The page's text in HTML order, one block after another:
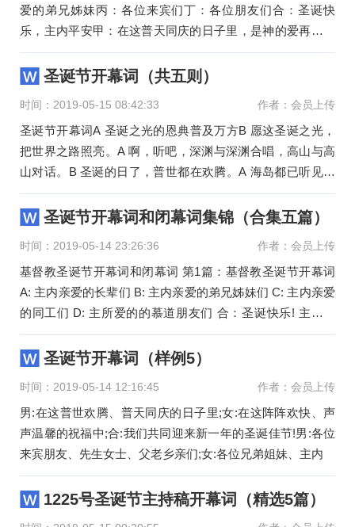
爱的弟兄姊妹丙：各位来宾们丁：各位朋友们合：圣诞快
乐，主内平安甲：在这普天同庆的日子里，是神的爱再次把
我们聚集在一起乙：在这
圣诞节开幕词（共五则）
时间：2019-05-15 08:42:33 作者：会员上传
圣诞节开幕词A 圣诞之光的恩典普及万方B 愿这圣诞之光，
把世界之路照亮。A 啊，听吧，深渊与深渊合唱，高山与高
山对话。B 圣诞的日了，普世都在欢腾。A 海岛都已听见了
天主的训诲，B 乡
圣诞节开幕词和闭幕词集锦（合集五篇）
时间：2019-05-14 23:26:36 作者：会员上传
基督教圣诞节开幕词和闭幕词 第1篇：基督教圣诞节开幕词
A: 主内亲爱的长辈们 B: 主内亲爱的弟兄姊妹们 C: 主内亲爱
的同工们 D: 主所爱的的慕道朋友们 合：圣诞快乐! 主内平
安！
圣诞节开幕词（样例5）
时间：2019-05-14 12:16:45 作者：会员上传
男:在这普世欢腾、普天同庆的日子里;女:在这阵阵欢快、声
声温馨的祝福中;合:我们共同迎来新一年的圣诞佳节!男:各位
来宾朋友、先生女士、父老乡亲们;女:各位兄弟姐妹、主内
1225号圣诞节主持稿开幕词（精选5篇）